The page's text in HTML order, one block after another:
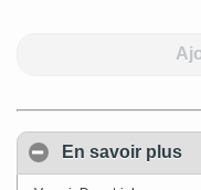
En savoir plus